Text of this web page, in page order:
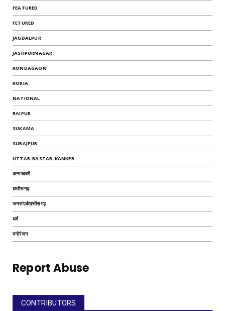
FEATURED
FETURED
JAGDALPUR
JASHPURNAGAR
KONDAGAON
KORIA
NATIONAL
RAIPUR
SUKAMA
SURAJPUR
UTTAR-BASTAR-KANKER
अन्यखबरें
छत्तीसगढ़
जनसंपर्कछत्तीसगढ़
धर्म
मनोरंजन
Report Abuse
CONTRIBUTORS